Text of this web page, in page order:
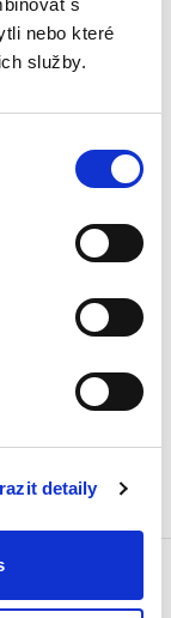
nebo které
služby.
detaily
větou,